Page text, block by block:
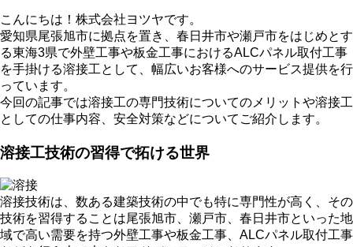
こんにちは！株式会社ヨツヤです。
愛知県尾張旭市に拠点を置き、春日井市や瀬戸市をはじめとす
る東海3県で外壁工事や板金工事におけるALCパネル取付工事
を手掛ける溶接工として、幅広いお客様へのサービス提供を行
っています。
今回の記事では溶接工の専門技術についてのメリットや溶接工
としての仕事内容、安全対策などについてご紹介します。
溶接工技術の習得で拓ける世界
溶接技術は、数ある建築技術の中でも特に専門性が高く、その
技術を習得することは尾張旭市、瀬戸市、春日井市といった地
域で高い需要を持つ外壁工事や板金工事、ALCパネル取付工事